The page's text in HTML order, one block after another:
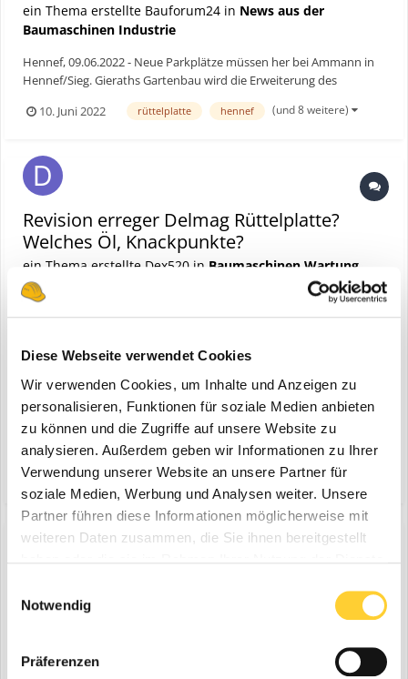
Diese Webseite verwendet Cookies
Wir verwenden Cookies, um Inhalte und Anzeigen zu
personalisieren, Funktionen für soziale Medien anbieten
zu können und die Zugriffe auf unsere Website zu
analysieren. Außerdem geben wir Informationen zu Ihrer
Verwendung unserer Website an unsere Partner für
soziale Medien, Werbung und Analysen weiter. Unsere
Partner führen diese Informationen möglicherweise mit
weiteren Daten zusammen, die Sie ihnen bereitgestellt
Notwendig
Präferenzen
ein Thema erstellte Bauforum24 in News aus der
Baumaschinen Industrie
Hennef, 09.06.2022 - Neue Parkplätze müssen her bei Ammann in
Hennef/Sieg. Gieraths Gartenbau wird die Erweiterung des
Parkareals umsetzen – mit den entsprechenden Verdichtern von
Ammann. Was denn sonst? Es würde ja auch niemand Eulen nach
10. Juni 2022 rüttelplatte hennef (und 8 weitere)
Revision erreger Delmag Rüttelplatte?
Welches Öl, Knackpunkte?
ein Thema erstellte Dex520 in Baumaschinen Wartung,
Reparatur & Diagnose
Hallo zusammen, ich richte mir gerade eine Rütteplatte her. Es ist
Motor läuft, die rüttelt auch, aber man hört schon, dass die Lager
Schon als ich den rechten D...
19. Juni 2016 6 Antworten
rüttelplatte erreger (und 2 weitere)
ein Thema erstellte Murdock in
Walzen, Verdichtung,
Hallo zusammen, wir sind im Tiefbau, Erdbau tätig und sind im